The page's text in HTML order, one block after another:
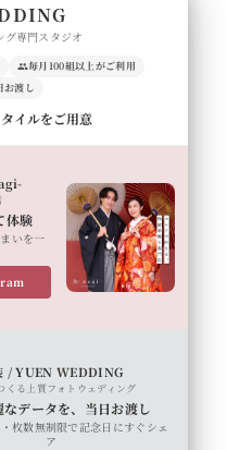
グ専門スタジオ
毎月100組以上がご利用
お渡し
イルをご用意
体験
いを一
/ YUEN WEDDING
くる上質フォトウェディング
なデータを、当日お渡し
枚数無制限で記念日にすぐシェ
ア